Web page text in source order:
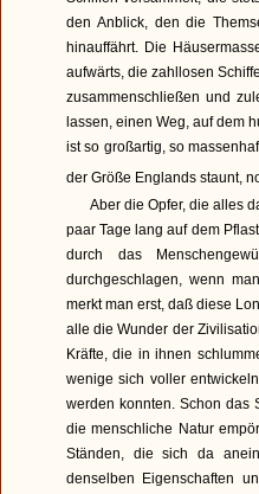
den Anblick, den die
hinauffährt. Die
aufwärts, die zahllosen
zusammenschließen und
lassen, einen Weg, auf dem
ist so großartig, so
der Größe Englands staunt,
Aber die Opfer, die alles
paar Tage lang auf dem
durch das
durchgeschlagen, wenn
merkt man erst, daß diese
alle die Wunder der
Kräfte, die in ihnen
wenige sich voller
werden konnten. Schon das
die menschliche Natur
Ständen, die sich da
denselben Eigenschaften